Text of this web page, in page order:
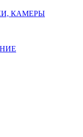
КАМЕРЫ